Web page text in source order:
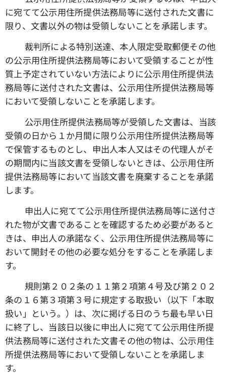
に宛てて公示用住所提供法務局等に送付された文書に
限り、文書以外の物は受領しないことを承諾します。
☑ 裁判所による特別送達、本人限定受取郵便その他
の公示用住所提供法務局等において受領することが性
質上予定されていない方法によりに公示用住所提供法
務局等に送付された文書は、公示用住所提供法務局等
において受領しないことを承諾します。
☑ 公示用住所提供法務局等が受領した文書は、当該
受領の日から１か月間に限り公示用住所提供法務局等
で保管するものとし、申出人本人又はその代理人がそ
の期間内に当該文書を受領しないときは、公示用住所
提供法務局等において当該文書を廃棄することを承諾
します。
☑ 申出人に宛てて公示用住所提供法務局等に送付さ
れた物が文書であることを確認するため必要があると
きは、申出人の承諾なく、公示用住所提供法務局等に
おいて開封その他の必要な処分をすることを承諾しま
す。
☑ 規則第２０２条の１１第２項第４号及び第２０２
条の１６第３項第３号に規定する取扱い（以下「本取
扱い」という。）は、次に掲げる日のうち最も早い日
に終了し、当該日以後に申出人に宛てて公示用住所提
供法務局等に送付された文書その他の物は、公示用住
所提供法務局等において受領しないことを承諾しま
す。